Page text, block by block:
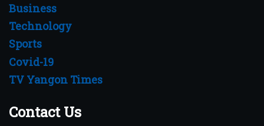
Business
Technology
Sports
Covid-19
TV Yangon Times
Contact Us